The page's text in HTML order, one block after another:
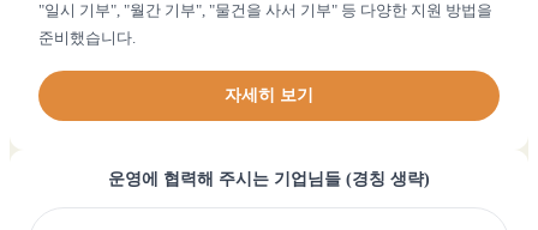
"일시 기부", "월간 기부", "물건을 사서 기부" 등 다양한 지원 방법을
준비했습니다.
자세히 보기
운영에 협력해 주시는 기업님들 (경칭 생략)